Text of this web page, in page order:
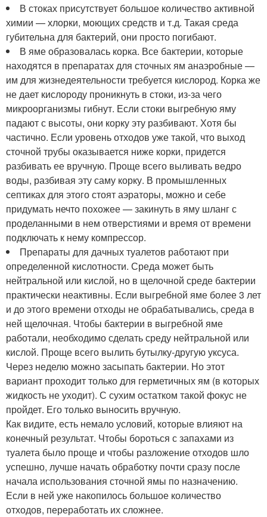
В стоках присутствует большое количество активной
химии — хлорки, моющих средств и т.д. Такая среда
губительна для бактерий, они просто погибают.
В яме образовалась корка. Все бактерии, которые
находятся в препаратах для сточных ям анаэробные —
им для жизнедеятельности требуется кислород. Корка же
не дает кислороду проникнуть в стоки, из-за чего
микроорганизмы гибнут. Если стоки выгребную яму
падают с высоты, они корку эту разбивают. Хотя бы
частично. Если уровень отходов уже такой, что выход
сточной трубы оказывается ниже корки, придется
разбивать ее вручную. Проще всего выливать ведро
воды, разбивая эту саму корку. В промышленных
септиках для этого стоят аэраторы, можно и себе
придумать нечто похожее — закинуть в яму шланг с
проделанными в нем отверстиями и время от времени
подключать к нему компрессор.
Препараты для дачных туалетов работают при
определенной кислотности. Среда может быть
нейтральной или кислой, но в щелочной среде бактерии
практически неактивны. Если выгребной яме более 3 лет
и до этого времени отходы не обрабатывались, среда в
ней щелочная. Чтобы бактерии в выгребной яме
работали, необходимо сделать среду нейтральной или
кислой. Проще всего вылить бутылку-другую уксуса.
Через неделю можно засыпать бактерии. Но этот
вариант проходит только для герметичных ям (в которых
жидкость не уходит). С сухим остатком такой фокус не
пройдет. Его только выносить вручную.
Как видите, есть немало условий, которые влияют на
конечный результат. Чтобы бороться с запахами из
туалета было проще и чтобы разложение отходов шло
успешно, лучше начать обработку почти сразу после
начала использования сточной ямы по назначению.
Если в ней уже накопилось большое количество
отходов, переработать их сложнее.